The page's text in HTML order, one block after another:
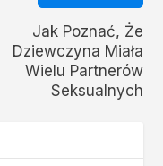
Jak Poznać, Że
Dziewczyna Miała
Wielu Partnerów
Seksualnych